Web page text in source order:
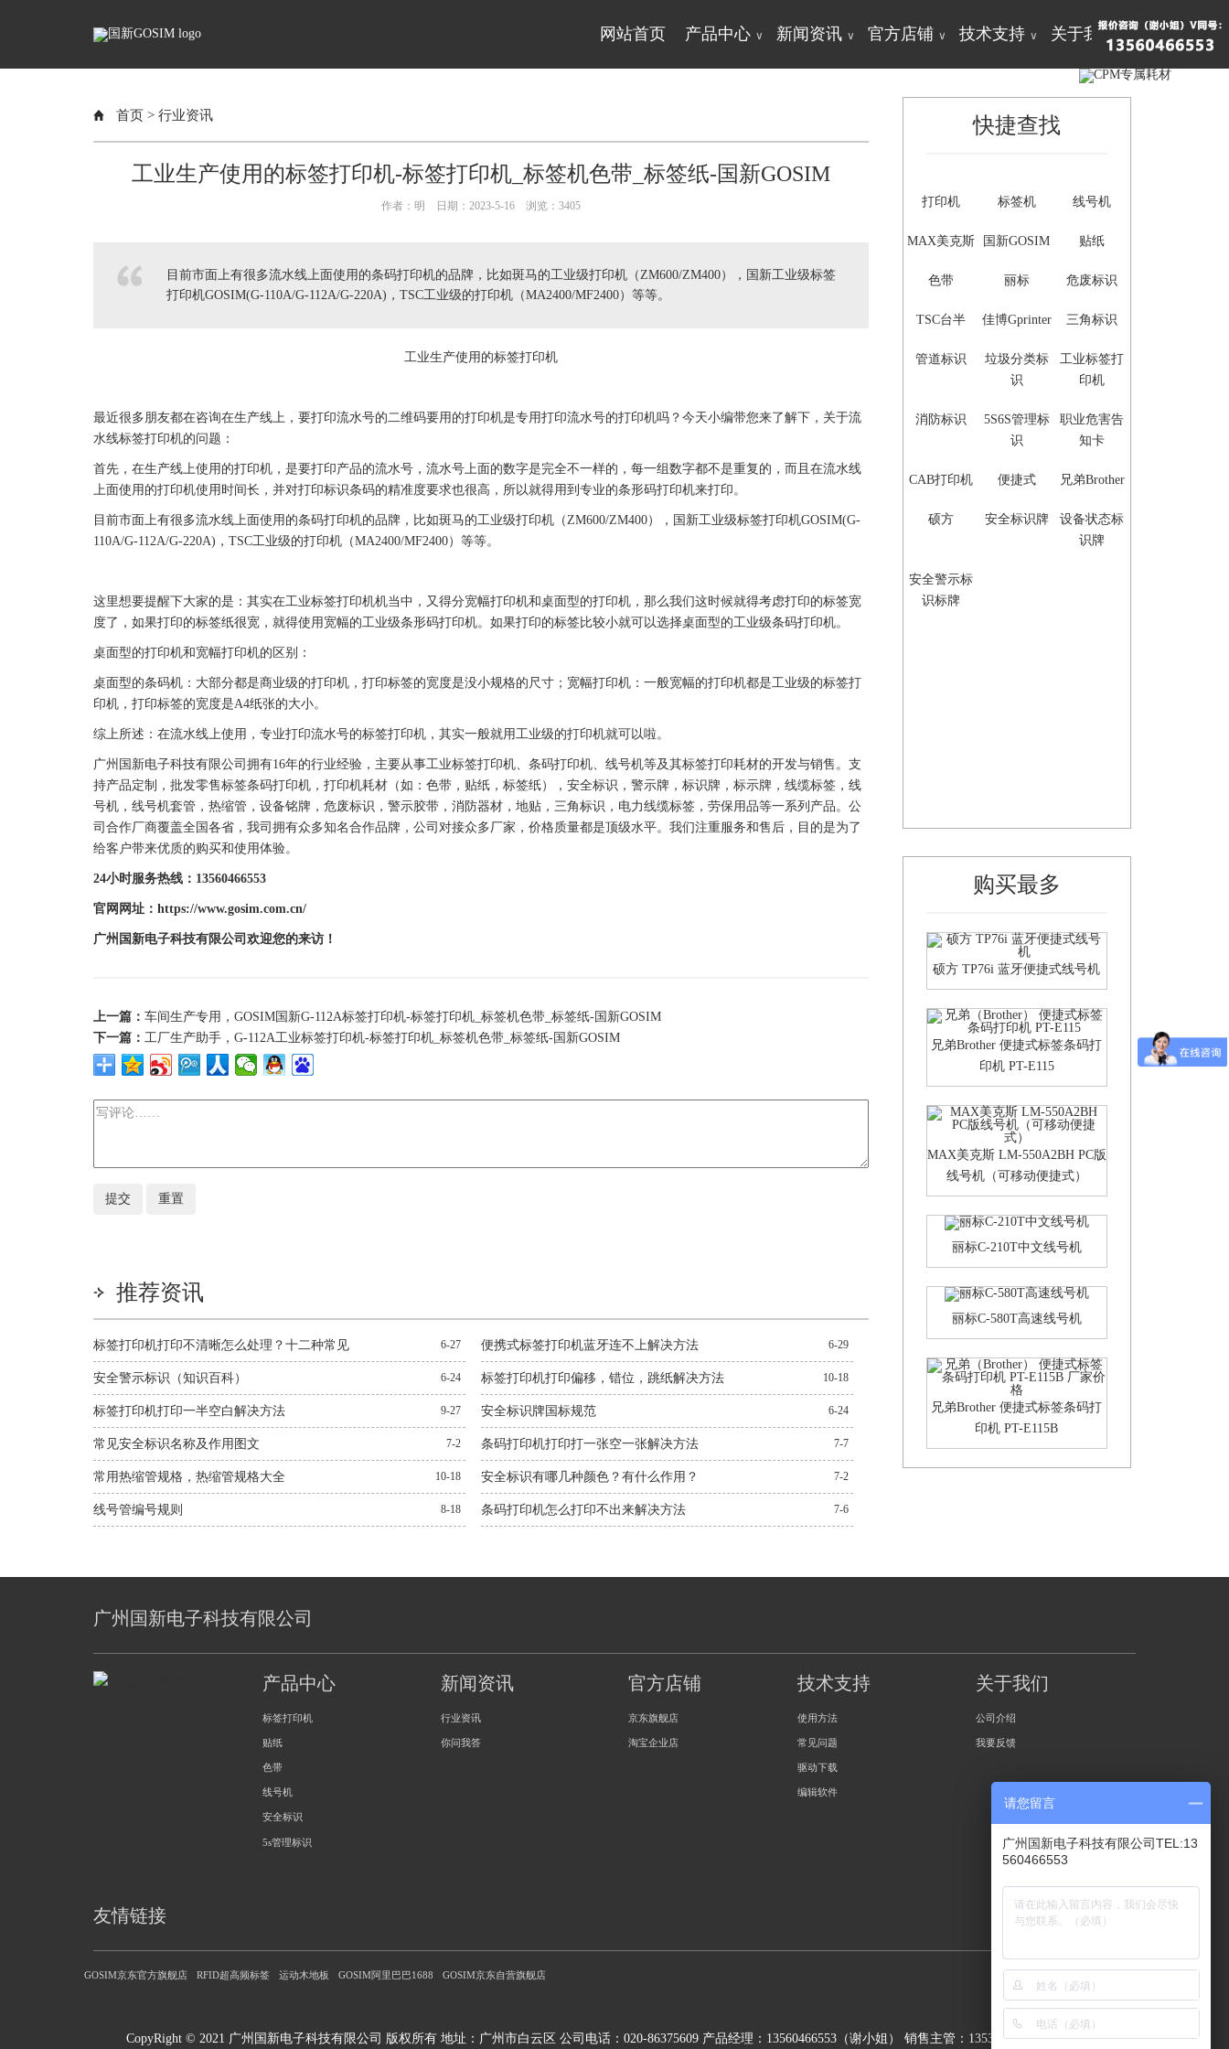
网站首页 产品中心 ∨ 新闻资讯 ∨ 官方店铺 ∨ 技术支持 ∨ 关于我们
首页 > 行业资讯
工业生产使用的标签打印机-标签打印机_标签机色带_标签纸-国新GOSIM
作者：明 日期：2023-5-16 浏览： 3405
目前市面上有很多流水线上面使用的条码打印机的品牌，比如斑马的工业级打印机（ZM600/ZM400），国新工业级标签
打印机GOSIM(G-110A/G-112A/G-220A)，TSC工业级的打印机（MA2400/MF2400）等等。
工业生产使用的标签打印机
最近很多朋友都在咨询在生产线上，要打印流水号的二维码要用的打印机是专用打印流水号的打印机吗？今天小编带您来了解下，关于流
水线标签打印机的问题：
首先，在生产线上使用的打印机 ，是要打印产品的流水号，流水号上面的数字是完全不一样的，每一组数字都不是重复的，而且在流水线
上面使用的打印机使用时间长，并对打印标识条码的精准度要求也很高，所以就得用到专业的条形码打印机来打印。
目前市面上有很多流水线上面使用的条码打印机的品牌，比如斑马的工业级打印机 （ZM600/ZM400）， 国新工业级标签打印机GOSIM(G-
110A/G-112A/G-220A)，TSC工业级的打印机 （MA2400/MF2400）等等。
这里想要提醒下大家的是：其实在工业标签打印机机当中，又得分宽幅打印机和桌面型的打印机 ，那么我们这时候就得考虑打印的标签宽
度了，如果打印的标签纸很宽，就得使用宽幅的工业级条形码打印机。如果打印的标签比较小就可以选择桌面型的工业级条码打印机。
桌面型的打印机和宽幅打印机的区别：
桌面型的条码机 ：大部分都是商业级的打印机 ，打印标签的宽度是没小规格的尺寸；宽幅打印机 ：一般宽幅的打印机都是工业级的标签打
印机，打印标签的宽度是A4纸张的大小。
综上所述：在流水线上使用，专业打印流水号的标签打印机，其实一般就用工业级的打印机就可以啦。
广州 国新电子科技有限公司拥有16年的行业经验，主要从事工业标签打印机、 条码打印机、线号机等及其标签打印耗材的开发与销售。支
持产品定制，批发零售标签条码打印机 ， 打印机耗材（如： 色带 ， 贴纸 ， 标签纸），安全标识， 警示牌 ， 标识牌 ， 标示牌 ，线缆标签 ，线
号机，线号机套管，热缩管，设备铭牌， 危废标识 ，警示胶带，消防器材，地贴，三角标识，电力线缆标签 ，劳保用品等一系列产品。公
司合作厂商覆盖全国各省，我司拥有众多知名合作品牌，公司对接众多厂家，价格质量都是顶级水平。我们注重服务和售后，目的是为了
给客户带来优质的购买和使用体验。
24小时服务热线：13560466553
官网网址：https://www.gosim.com.cn/
广州 国新电子科技有限公司欢迎您的来访！
上一篇： 车间生产专用，GOSIM国新G-112A标签打印机-标签打印机_标签机色带_标签纸-国新GOSIM
下一篇： 工厂生产助手，G-112A工业标签打印机-标签打印机_标签机色带_标签纸-国新GOSIM
推荐资讯
标签打印机打印不清晰怎么处理？十二种常见
问题解决方法
6-27 便携式标签打印机蓝牙连不上解决方法 6-29
安全警示标识（知识百科） 6-24 标签打印机打印偏移，错位，跳纸解决方法 10-18
标签打印机打印一半空白解决方法 9-27 安全标识牌国标规范 6-24
常见安全标识名称及作用图文 7-2 条码打印机打印打一张空一张解决方法 7-7
常用热缩管规格，热缩管规格大全 10-18 安全标识有哪几种颜色？有什么作用？ 7-2
线号管编号规则 8-18 条码打印机怎么打印不出来解决方法 7-6
快捷查找
打印机 标签机 线号机
MAX美克斯 国新GOSIM 贴纸
色带 丽标 危废标识
TSC台半 佳博Gprinter 三角标识
管道标识
垃圾分类标
识
工业标签打
印机
消防标识
5S6S管理标
识
职业危害告
知卡
CAB打印机 便捷式 兄弟Brother
硕方 安全标识牌
设备状态标
识牌
安全警示标
识标牌
购买最多
硕方 TP76i 蓝牙便捷式线号机
兄弟Brother 便捷式标签条码打
印机 PT-E115
MAX美克斯 LM-550A2BH PC版
线号机（可移动便捷式）
丽标C-210T中文线号机
丽标C-580T高速线号机
兄弟Brother 便捷式标签条码打
印机 PT-E115B
广州国新电子科技有限公司
产品中心
标签打印机
贴纸
色带
线号机
安全标识
5s管理标识
新闻资讯
行业资讯
你问我答
官方店铺
京东旗舰店
淘宝企业店
技术支持
使用方法
常见问题
驱动下载
编辑软件
关于我们
公司介绍
我要反馈
友情链接
GOSIM京东官方旗舰店 RFID超高频标签 运动木地板 GOSIM阿里巴巴1688 GOSIM京东自营旗舰店
CopyRight © 2021 广州国新电子科技有限公司 版权所有 地址：广州市白云区 公司电话：020-86375609 产品经理：13560466553（谢小姐） 销售主管：13533801109（邹小姐）
请您留言
广州国新电子科技有限公司TEL:13
560466553